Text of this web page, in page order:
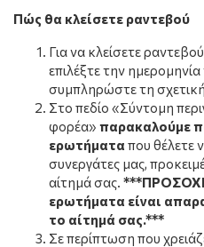
Πώς θα κλείσετε ραντεβού
Για να κλείσετε
επιλέξτε την
συμπληρώστε τη
Στο πεδίο «Σύντομη
φορέα» παρακαλούμε
ερωτήματα που θέλετε
συνεργάτες μας,
αίτημά σας.
ερωτήματα είναι
το αίτημά σας.***
Σε περίπτωση που